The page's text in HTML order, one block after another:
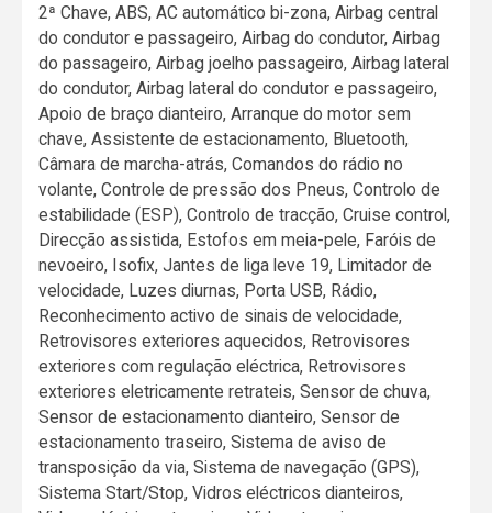
2ª Chave, ABS, AC automático bi-zona, Airbag central
do condutor e passageiro, Airbag do condutor, Airbag
do passageiro, Airbag joelho passageiro, Airbag lateral
do condutor, Airbag lateral do condutor e passageiro,
Apoio de braço dianteiro, Arranque do motor sem
chave, Assistente de estacionamento, Bluetooth,
Câmara de marcha-atrás, Comandos do rádio no
volante, Controle de pressão dos Pneus, Controlo de
estabilidade (ESP), Controlo de tracção, Cruise control,
Direcção assistida, Estofos em meia-pele, Faróis de
nevoeiro, Isofix, Jantes de liga leve 19, Limitador de
velocidade, Luzes diurnas, Porta USB, Rádio,
Reconhecimento activo de sinais de velocidade,
Retrovisores exteriores aquecidos, Retrovisores
exteriores com regulação eléctrica, Retrovisores
exteriores eletricamente retrateis, Sensor de chuva,
Sensor de estacionamento dianteiro, Sensor de
estacionamento traseiro, Sistema de aviso de
transposição da via, Sistema de navegação (GPS),
Sistema Start/Stop, Vidros eléctricos dianteiros,